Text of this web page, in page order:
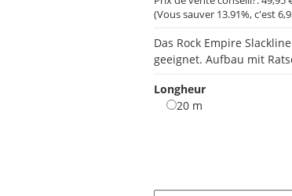
(Vous sauver 13.91%, c'est
Das Rock Empire
geeignet. Aufbau mit
Longheur
20 m